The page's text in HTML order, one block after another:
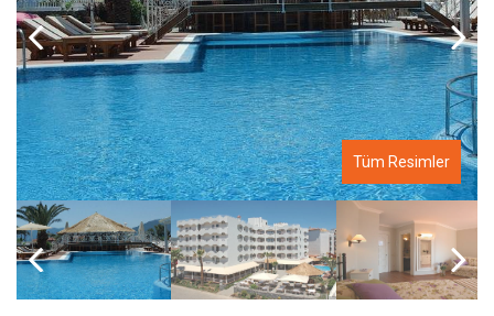
Tüm Resimler
Previous Next
Previous Next